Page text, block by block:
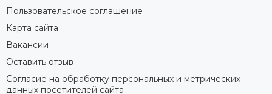
Пользовательское соглашение
Карта сайта
Вакансии
Оставить отзыв
Согласие на обработку персональных и метрических
данных посетителей сайта